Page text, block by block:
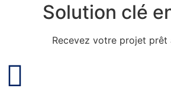
Solution clé
Recevez votre projet prêt